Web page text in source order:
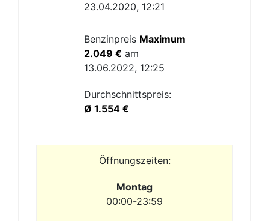
23.04.2020, 12:21
Benzinpreis Maximum
2.049 € am
13.06.2022, 12:25
Durchschnittspreis:
Ø 1.554 €
Öffnungszeiten:
Montag
00:00-23:59